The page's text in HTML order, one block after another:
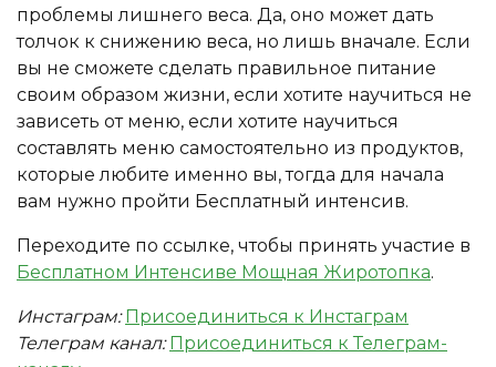
проблемы лишнего веса. Да, оно может дать
толчок к снижению веса, но лишь вначале. Если
вы не сможете сделать правильное питание
своим образом жизни, если хотите научиться не
зависеть от меню, если хотите научиться
составлять меню самостоятельно из продуктов,
которые любите именно вы, тогда для начала
вам нужно пройти Бесплатный интенсив.
Переходите по ссылке, чтобы принять участие в
Бесплатном Интенсиве Мощная Жиротопка.
Инстаграм:Присоединиться к Инстаграм
Телеграм канал:Присоединиться к Телеграм-